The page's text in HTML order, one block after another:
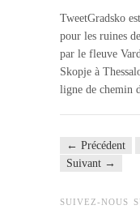
TweetGradsko
pour les ruines
par le fleuve
Skopje à
ligne de chemin
← Précédent
Suivant →
SUIVEZ-NOUS